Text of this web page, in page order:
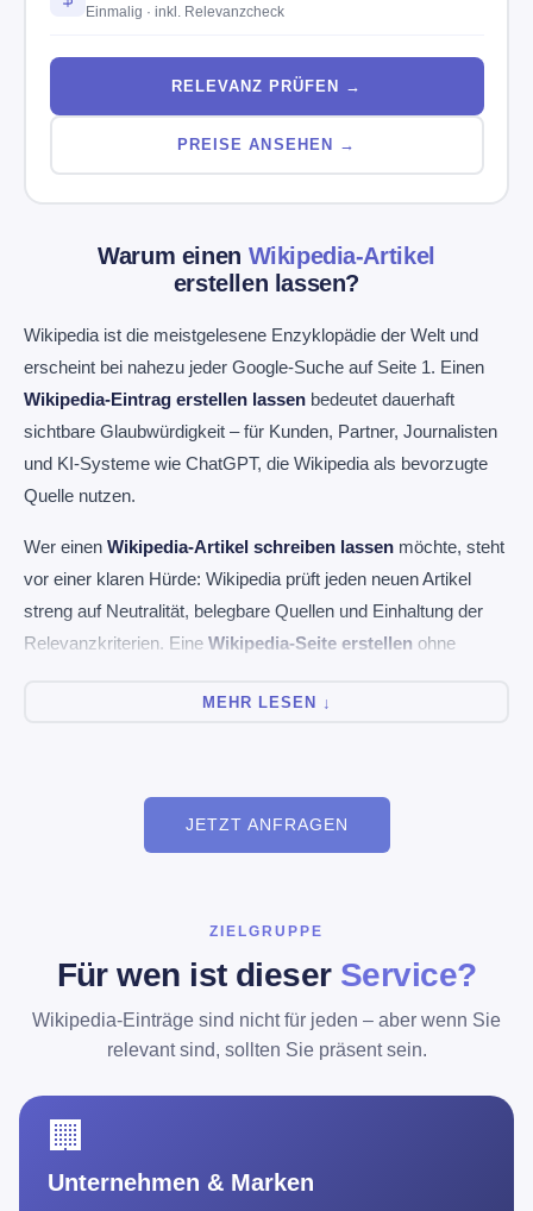
Warum einen Wikipedia-Artikel
erstellen lassen?
Wikipedia ist die meistgelesene Enzyklopädie der Welt und
erscheint bei nahezu jeder Google-Suche auf Seite 1. Einen
Wikipedia-Eintrag erstellen lassen bedeutet dauerhaft
sichtbare Glaubwürdigkeit – für Kunden, Partner, Journalisten
und KI-Systeme wie ChatGPT, die Wikipedia als bevorzugte
Quelle nutzen.
Wer einen Wikipedia-Artikel schreiben lassen möchte, steht
vor einer klaren Hürde: Wikipedia prüft jeden neuen Artikel
streng auf Neutralität, belegbare Quellen und Einhaltung der
Relevanzkriterien. Eine Wikipedia-Seite erstellen ohne
enzyklopädischer Artikeltext und aktive Begleitung bis zur
Freischaltung. Obeigenen Wikipedia-Eintrag erstellen
richten sich nach Umfang und Rechercheaufwand. Nicht
Wikipedia-Relevanzcheckgibt Ihnen eine ehrliche
Einschätzung – bevor Sie investieren.
MEHR LESEN ↓
Einmalig · inkl. Relevanzcheck
RELEVANZ PRÜFEN →
PREISE ANSEHEN →
JETZT ANFRAGEN
ZIELGRUPPE
Für wen ist dieser Service?
Wikipedia-Einträge sind nicht für jeden – aber wenn Sie
relevant sind, sollten Sie präsent sein.
🏢
Unternehmen & Marken